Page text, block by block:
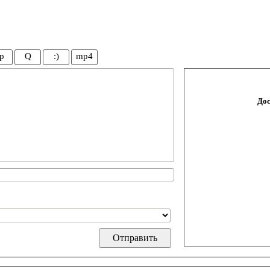
Q :) mp4